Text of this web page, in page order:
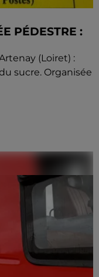
PÉDESTRE :
(Loiret) :
sucre. Organisée